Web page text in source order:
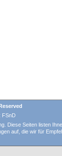
FSnD
Diese Seiten listen
auf, die wir für